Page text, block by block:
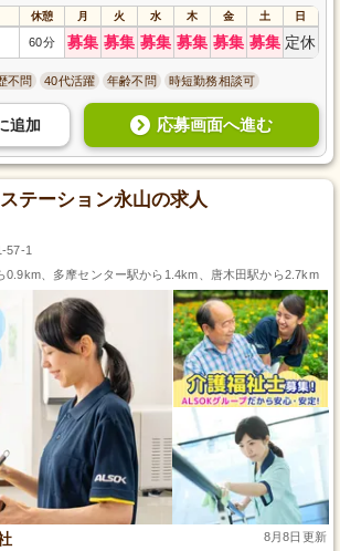
休憩 月 火 水 木 金 土 日
60分 募集 募集 募集 募集 募集 募集 定休
不問 40代活躍 年齢不問 時短勤務相談可
追加 応募画面へ進む
テーション永山の求人
57-1
0.9km、多摩センター駅から1.4km、唐木田駅から2.7km
8月8日更新